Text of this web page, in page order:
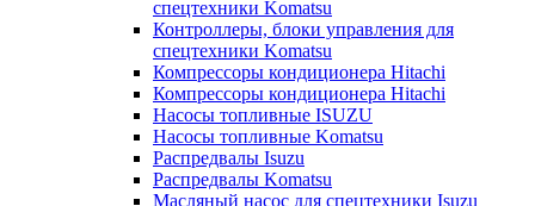
спецтехники Komatsu
Контроллеры, блоки управления для
спецтехники Komatsu
Компрессоры кондиционера Hitachi
Компрессоры кондиционера Hitachi
Насосы топливные ISUZU
Насосы топливные Komatsu
Распредвалы Isuzu
Распредвалы Komatsu
Масляный насос для спецтехники Isuzu